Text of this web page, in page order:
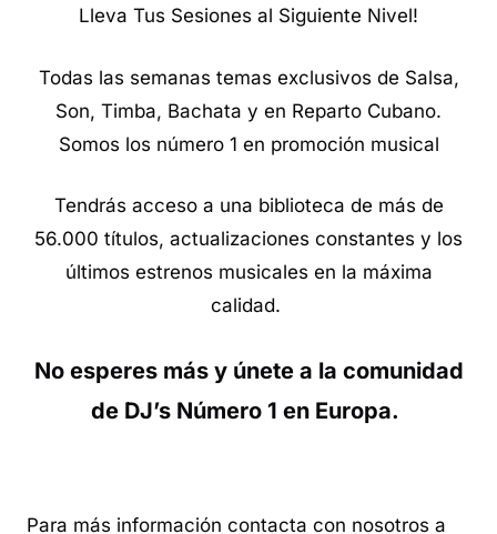
Lleva Tus Sesiones al Siguiente Nivel!
Todas las semanas temas exclusivos de Salsa,
Son, Timba, Bachata y en Reparto Cubano.
Somos los número 1 en promoción musical
Tendrás acceso a una biblioteca de más de
56.000 títulos, actualizaciones constantes y los
últimos estrenos musicales en la máxima
calidad.
No esperes más y únete a la comunidad
de DJ’s Número 1 en Europa.
Para más información contacta con nosotros a